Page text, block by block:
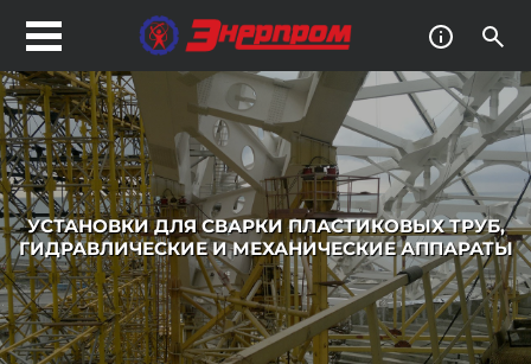
УСТАНОВКИ ДЛЯ СВАРКИ ПЛАСТИКОВЫХ ТРУБ,
ГИДРАВЛИЧЕСКИЕ И МЕХАНИЧЕСКИЕ АППАРАТЫ